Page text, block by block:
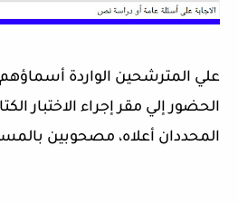
علي المترشحين الواردة
الحضور إلي مقر إجراء الاختبار
المحددان أعلاه، مصحوبين